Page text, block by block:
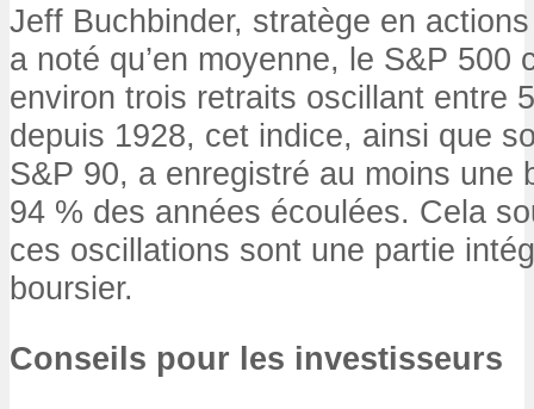
Jeff Buchbinder, stratège en
a noté qu’en moyenne, le S&P 500
environ trois retraits oscillant entre
depuis 1928, cet indice, ainsi que
S&P 90, a enregistré au moins une
94 % des années écoulées. Cela
ces oscillations sont une partie
boursier.
Conseils pour les investisseurs